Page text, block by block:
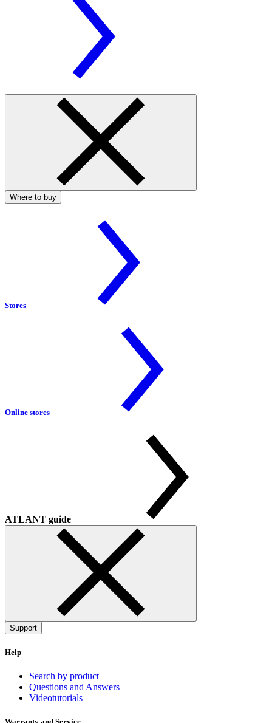
Where to buy
Stores
Online stores
ATLANT guide
Support
Help
Search by product
Questions and Answers
Videotutorials